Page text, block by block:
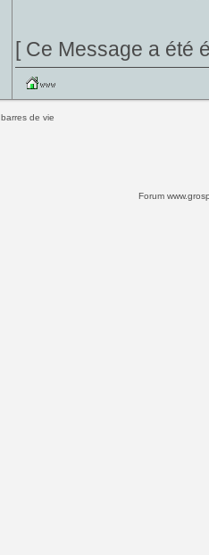
[ Ce Message a été
barres de vie
Forum